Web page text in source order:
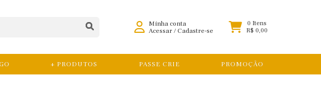
Minha conta
Acessar/Cadastre-se
0 Itens
R$ 0,00
+ PRODUTOS PASSE CRIE PROMOÇÃO